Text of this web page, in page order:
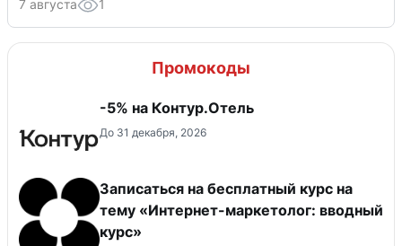
7 августа 1
Промокоды
-5% на Контур.Отель
До 31 декабря, 2026
Записаться на бесплатный курс на
тему «Интернет-маркетолог: вводный
курс»